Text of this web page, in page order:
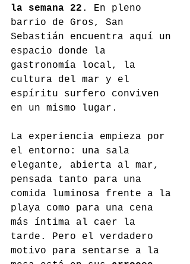
la semana 22 . En pleno
barrio de Gros, San
Sebastián encuentra aquí un
espacio donde la
gastronomía local, la
cultura del mar y el
espíritu surfero conviven
en un mismo lugar.
La experiencia empieza por
el entorno: una sala
elegante, abierta al mar,
pensada tanto para una
comida luminosa frente a la
playa como para una cena
más íntima al caer la
tarde. Pero el verdadero
motivo para sentarse a la